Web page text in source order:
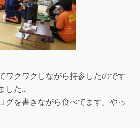
ワクワクしながら持参したのです
した…
グを書きながら食べてます。やっ